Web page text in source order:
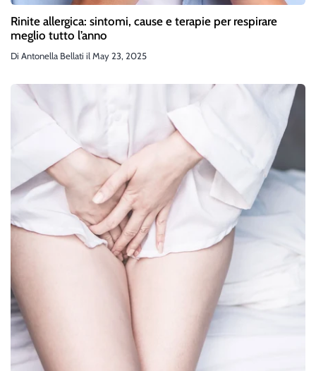
Rinite allergica: sintomi, cause e terapie per respirare
meglio tutto l’anno
Di Antonella Bellati il May 23, 2025